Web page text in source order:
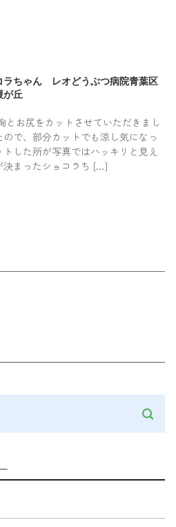
ちゃん レオどうぶつ病院青葉区
が丘
お尻をカットさせていただきまし
で、部分カットでも涼し気になっ
した所が写真ではハッキリと見え
決まったショコラち […]